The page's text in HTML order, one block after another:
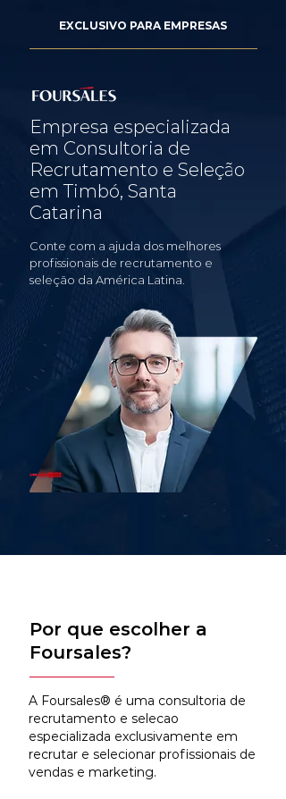
EXCLUSIVO PARA EMPRESAS
Empresa especializada
em Consultoria de
Recrutamento e Seleção
em Timbó, Santa
Catarina
Conte com a ajuda dos melhores
profissionais de recrutamento e
seleção da América Latina.
Por que escolher a
Foursales?
A Foursales® é uma consultoria de
recrutamento e selecao
especializada exclusivamente em
recrutar e selecionar profissionais de
vendas e marketing.